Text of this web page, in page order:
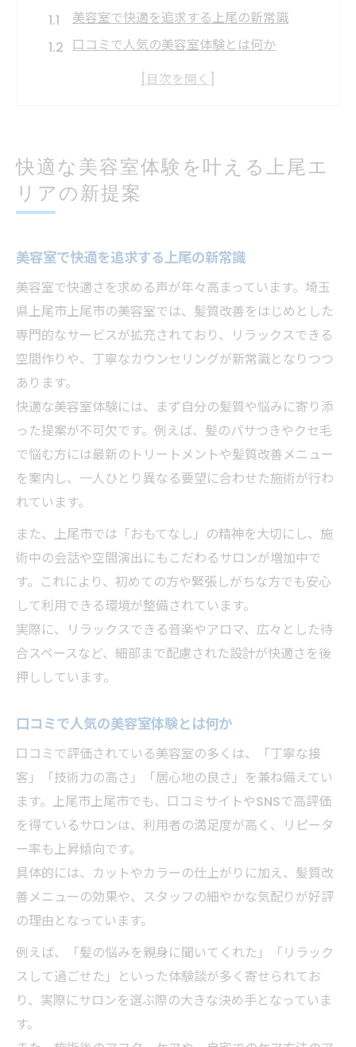
美容室で快適を追求する上尾の新常識
口コミで人気の美容室体験とは何か
美容室選びで見逃せない快適ポイント
髪質改善を重視した美容室選びの極意とは
美容室で髪質改善を成功させる選び方
髪と心に寄り添う美容室の特徴を解説
美容室利用で実感する髪質の変化と効果
上尾で髪質改善が評判の美容室の秘密
美髪とリラクゼーションを両立したい女性へ
美容室で美髪と癒しを両立させるコツ
女性に人気の美容室で心も髪も美しく
美容室で体験する美髪ケアと癒し空間
リラックスできる美容室の選び方ポイント
美容室で叶える理想のリラクゼーション
ショートカットが映える美容室の特徴を分析
美容室でショートカットが映える理由
上尾でショートカットが得意な美容室特集
美容室の技術力で叶う理想のショート
ショートヘアが上手い美容室の見極め術
美容室でショートカットに挑戦するコツ
上尾市で予約なしでも満喫できる美容室活用法
予約なしで楽しめる上尾の美容室活用法
予約不要の美容室で気軽に髪を整える方法
美容室にふらっと立ち寄るときの注意点
上尾で人気の予約なし美容室の魅力とは
心地よさと似合わせスタイルを手に入れる方法
美容室で心地よさと似合わせを実現する秘
訣
似合わせスタイルが得意な美容室の選び方
美容室で自分らしい髪型を叶えるために
美容室で似合わせヘアをオーダーするコツ
快適な美容室体験を叶える上尾エ
リアの新提案
美容室で快適を追求する上尾の新常識
美容室で快適さを求める声が年々高まっています。埼玉
県上尾市上尾市の美容室では、髪質改善をはじめとした
専門的なサービスが拡充されており、リラックスできる
空間作りや、丁寧なカウンセリングが新常識となりつつ
あります。
快適な美容室体験には、まず自分の髪質や悩みに寄り添
った提案が不可欠です。例えば、髪のパサつきやクセ毛
で悩む方には最新のトリートメントや髪質改善メニュー
を案内し、一人ひとり異なる要望に合わせた施術が行わ
れています。
また、上尾市では「おもてなし」の精神を大切にし、施
術中の会話や空間演出にもこだわるサロンが増加中で
す。これにより、初めての方や緊張しがちな方でも安心
して利用できる環境が整備されています。
実際に、リラックスできる音楽やアロマ、広々とした待
合スペースなど、細部まで配慮された設計が快適さを後
押ししています。
口コミで人気の美容室体験とは何か
口コミで評価されている美容室の多くは、「丁寧な接
客」「技術力の高さ」「居心地の良さ」を兼ね備えてい
ます。上尾市上尾市でも、口コミサイトやSNSで高評価
を得ているサロンは、利用者の満足度が高く、リピータ
ー率も上昇傾向です。
具体的には、カットやカラーの仕上がりに加え、髪質改
善メニューの効果や、スタッフの細やかな気配りが好評
の理由となっています。
例えば、「髪の悩みを親身に聞いてくれた」「リラック
スして過ごせた」といった体験談が多く寄せられてお
り、実際にサロンを選ぶ際の大きな決め手となっていま
す。